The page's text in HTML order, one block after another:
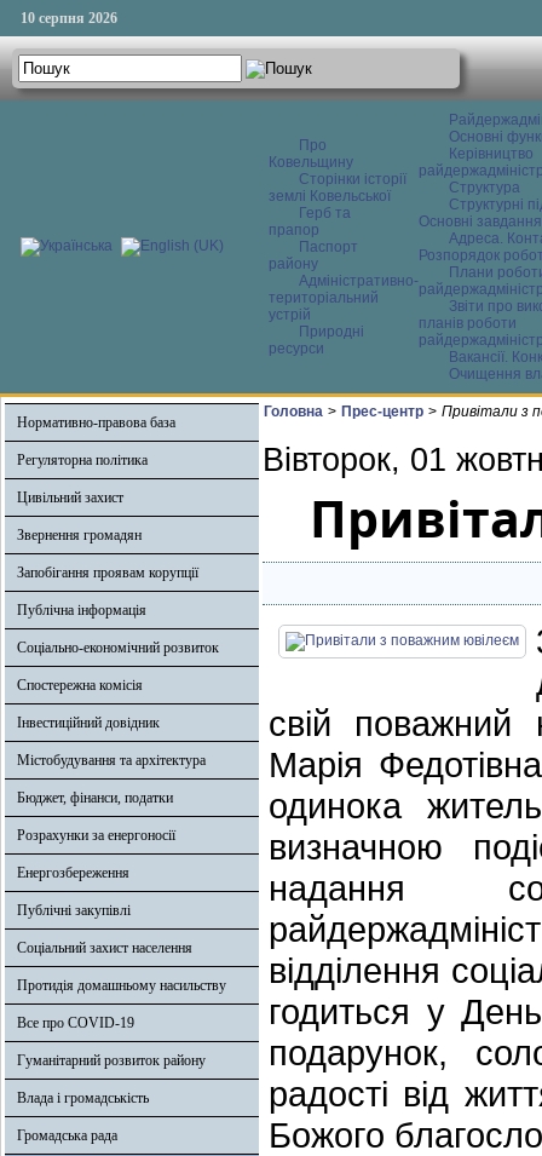
10 серпня 2026
Про
Ковельщину
Сторінки історії
землі Ковельської
Герб та
прапор
Паспорт
району
Адміністративно-
територіальний
устрій
Природні
ресурси
Основні
Керівництво
Структура
Структурні
Основні завдання
Адреса.
Розпорядок
Плани
Звіти про
планів роботи
Вакансії.
Очищення
Нормативно-правова база
Регуляторна політика
Цивільний захист
Звернення громадян
Запобігання проявам корупції
Публічна інформація
Соціально-економічний розвиток
Спостережна комісія
Інвестиційний довідник
Містобудування та архітектура
Бюджет, фінанси, податки
Розрахунки за енергоносії
Енергозбереження
Публічні закупівлі
Соціальний захист населення
Протидія домашньому насильству
Все про COVID-19
Гуманітарний розвиток району
Влада і громадськість
Громадська рада
Головна > Прес-центр > Привітали з
Вівторок, 01
свій поважний
Марія
одинока
визначною
надання
відділення
годиться у
подарунок,
радості від
Божого